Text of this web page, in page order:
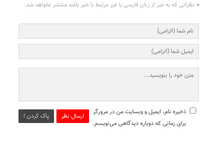
نظراتی که به غیر از زبان فارسی یا غیر مرتبط با خبر باشد منتشر نخواهد شد.
ارسال نظر پاک کردن !
ذخیره نام، ایمیل و وبسایت من در مرورگر
برای زمانی که دوباره دیدگاهی می‌نویسم.